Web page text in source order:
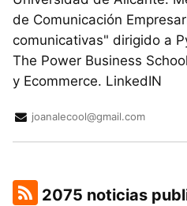
de Comunicación
comunicativas" dirigido a
The Power Business
y Ecommerce. LinkedIN
joanalecool@gmail.com
2075 noticias